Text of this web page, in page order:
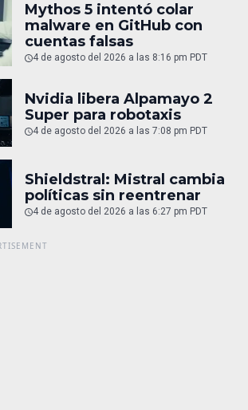
Mythos 5 intentó colar
malware en GitHub con
cuentas falsas
4 de agosto del 2026 a las 8:16 pm PDT
Nvidia libera Alpamayo 2
Super para robotaxis
4 de agosto del 2026 a las 7:08 pm PDT
Shieldstral: Mistral cambia
políticas sin reentrenar
4 de agosto del 2026 a las 6:27 pm PDT